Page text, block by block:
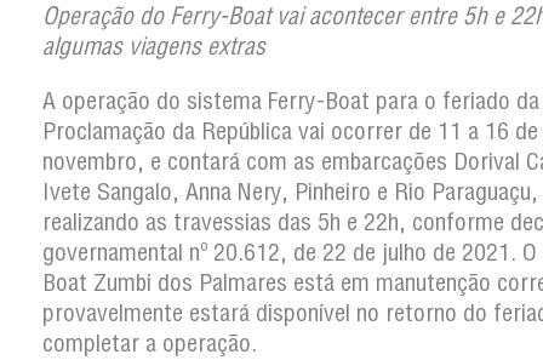
Operação do Ferry-Boat vai acontecer entre 5h e
algumas viagens extras
A operação do sistema Ferry-Boat para o feriado da
Proclamação da República vai ocorrer de 11 a 16 de
novembro, e contará com as embarcações Dorival
Ivete Sangalo, Anna Nery, Pinheiro e Rio Paraguaçu,
realizando as travessias das 5h e 22h, conforme
governamental nº 20.612, de 22 de julho de 2021.
Boat Zumbi dos Palmares está em manutenção
provavelmente estará disponível no retorno do
completar a operação.